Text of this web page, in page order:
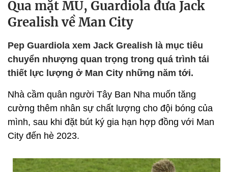
Qua mặt MU, Guardiola đưa Jack
Grealish về Man City
Pep Guardiola xem Jack Grealish là mục tiêu
chuyển nhượng quan trọng trong quá trình tái
thiết lực lượng ở Man City những năm tới.
Nhà cầm quân người Tây Ban Nha muốn tăng
cường thêm nhân sự chất lượng cho đội bóng của
mình, sau khi đặt bút ký gia hạn hợp đồng với Man
City đến hè 2023.